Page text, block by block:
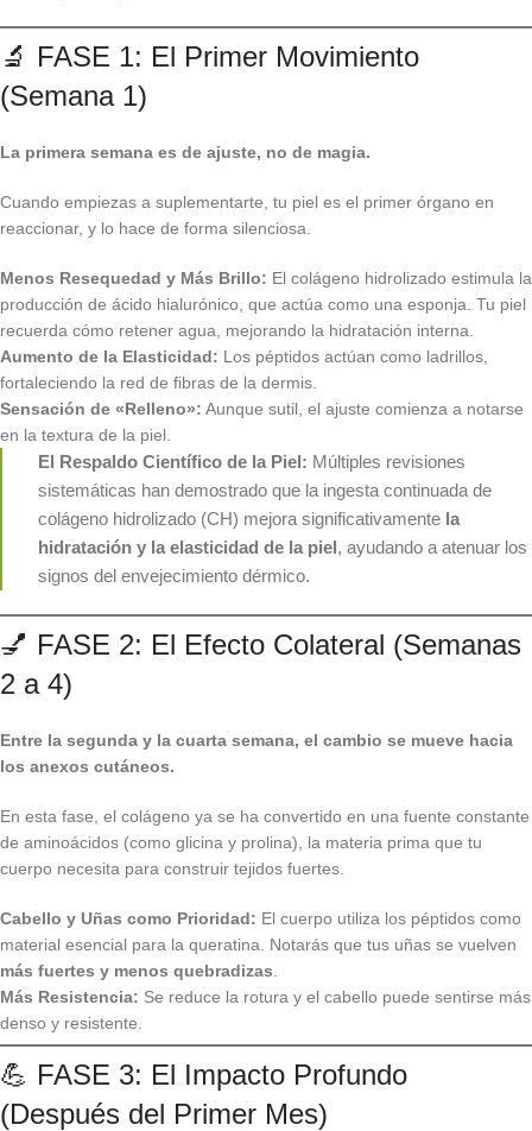
🔬 FASE 1: El Primer Movimiento
(Semana 1)
La primera semana es de ajuste, no de magia.
Cuando empiezas a suplementarte, tu piel es el primer órgano en
reaccionar, y lo hace de forma silenciosa.
Menos Resequedad y Más Brillo: El colágeno hidrolizado estimula la
producción de ácido hialurónico, que actúa como una esponja. Tu piel
recuerda cómo retener agua, mejorando la hidratación interna.
Aumento de la Elasticidad: Los péptidos actúan como ladrillos,
fortaleciendo la red de fibras de la dermis.
Sensación de «Relleno»: Aunque sutil, el ajuste comienza a notarse
en la textura de la piel.
El Respaldo Científico de la Piel: Múltiples revisiones
sistemáticas han demostrado que la ingesta continuada de
colágeno hidrolizado (CH) mejora significativamente la
hidratación y la elasticidad de la piel, ayudando a atenuar los
signos del envejecimiento dérmico.
💅 FASE 2: El Efecto Colateral (Semanas
2 a 4)
Entre la segunda y la cuarta semana, el cambio se mueve hacia
los anexos cutáneos.
En esta fase, el colágeno ya se ha convertido en una fuente constante
de aminoácidos (como glicina y prolina), la materia prima que tu
cuerpo necesita para construir tejidos fuertes.
Cabello y Uñas como Prioridad: El cuerpo utiliza los péptidos como
material esencial para la queratina. Notarás que tus uñas se vuelven
más fuertes y menos quebradizas
Más Resistencia: Se reduce la rotura y el cabello puede sentirse más
denso y resistente.
💪 FASE 3: El Impacto Profundo
(Después del Primer Mes)